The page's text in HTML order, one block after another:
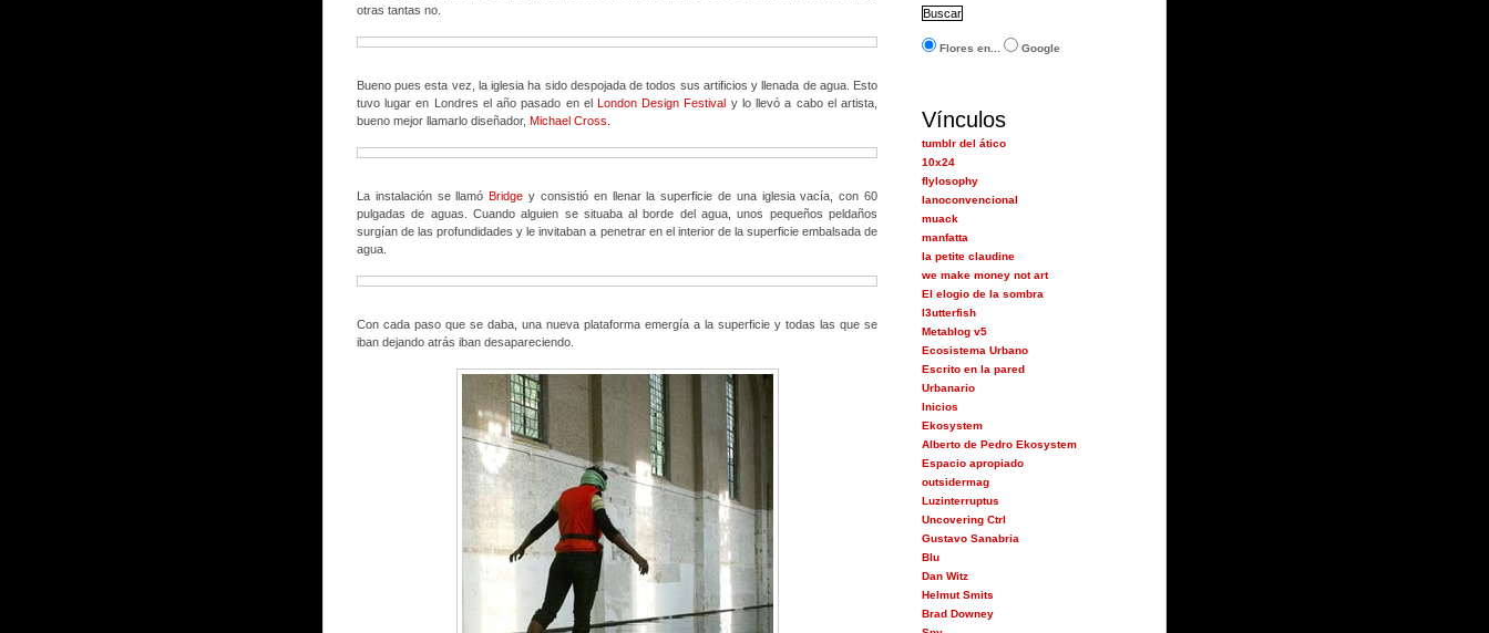
otras tantas no.
Bueno pues esta vez, la iglesia ha sido despojada de todos sus artificios y llenada de agua. Esto
tuvo lugar en Londres el año pasado en el London Design Festival y lo llevó a cabo el artista,
bueno mejor llamarlo diseñador, Michael Cross.
La instalación se llamóBridge y consistió en llenar la superficie de una iglesia vacía, con 60
pulgadas de aguas. Cuando alguien se situaba al borde del agua, unos pequeños peldaños
surgían de las profundidades y le invitaban a penetrar en el interior de la superficie embalsada de
agua.
Con cada paso que se daba, una nueva plataforma emergía a la superficie y todas las que se
iban dejando atrás iban desapareciendo.
Flores en... Google
Vínculos
tumblr del ático
10x24
flylosophy
lanoconvencional
muack
manfatta
la petite claudine
we make money not art
El elogio de la sombra
l3utterfish
Metablog v5
Ecosistema Urbano
Escrito en la pared
Urbanario
Inicios
Ekosystem
Alberto de Pedro Ekosystem
Espacio apropiado
outsidermag
Luzinterruptus
Uncovering Ctrl
Gustavo Sanabria
Blu
Dan Witz
Helmut Smits
Brad Downey